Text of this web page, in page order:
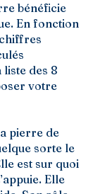
bénéficie
En fonction
des 8
votre
pierre de
sorte le
est sur quoi
Elle